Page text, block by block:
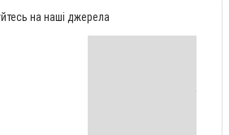
на наші джерела